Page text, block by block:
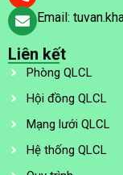
Email:
Liên kết
Phòng QLCL
Hội đồng QLCL
Mạng lưới QLCL
Hệ thống QLCL